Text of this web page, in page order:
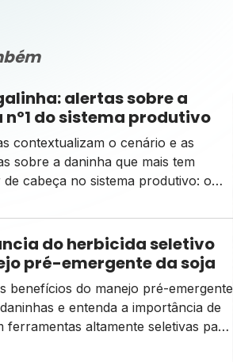
alertas sobre a
nº1 do sistema produtivo
contextualizam o cenário e as
sobre a daninha que mais tem
cabeça no sistema produtivo: o
do herbicida seletivo
pré-emergente da soja
benefícios do manejo pré-emergente
e entenda a importância de
ferramentas altamente seletivas para